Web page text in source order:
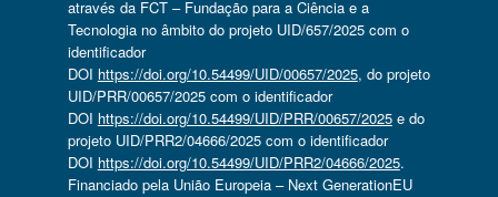
através da FCT – Fundação para a Ciência e a
Tecnologia no âmbito do projeto UID/657/2025 com o
identificador
DOI https://doi.org/10.54499/UID/00657/2025, do projeto
UID/PRR/00657/2025 com o identificador
DOI https://doi.org/10.54499/UID/PRR/00657/2025e do
projeto UID/PRR2/04666/2025 com o identificador
DOI https://doi.org/10.54499/UID/PRR2/04666/2025.
Financiado pela União Europeia – Next GenerationEU